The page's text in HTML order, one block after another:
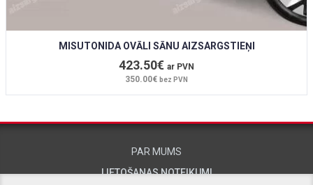
MISUTONIDA OVĀLI SĀNU AIZSARGSTIEŅI
423.50€ ar PVN
350.00€ bez PVN
PAR MUMS
LIETOŠANAS NOTEIKUMI